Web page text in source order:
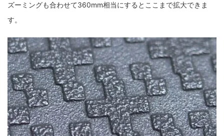
ズーミングも合わせて360mm相当にするとここまで拡大できま
す。